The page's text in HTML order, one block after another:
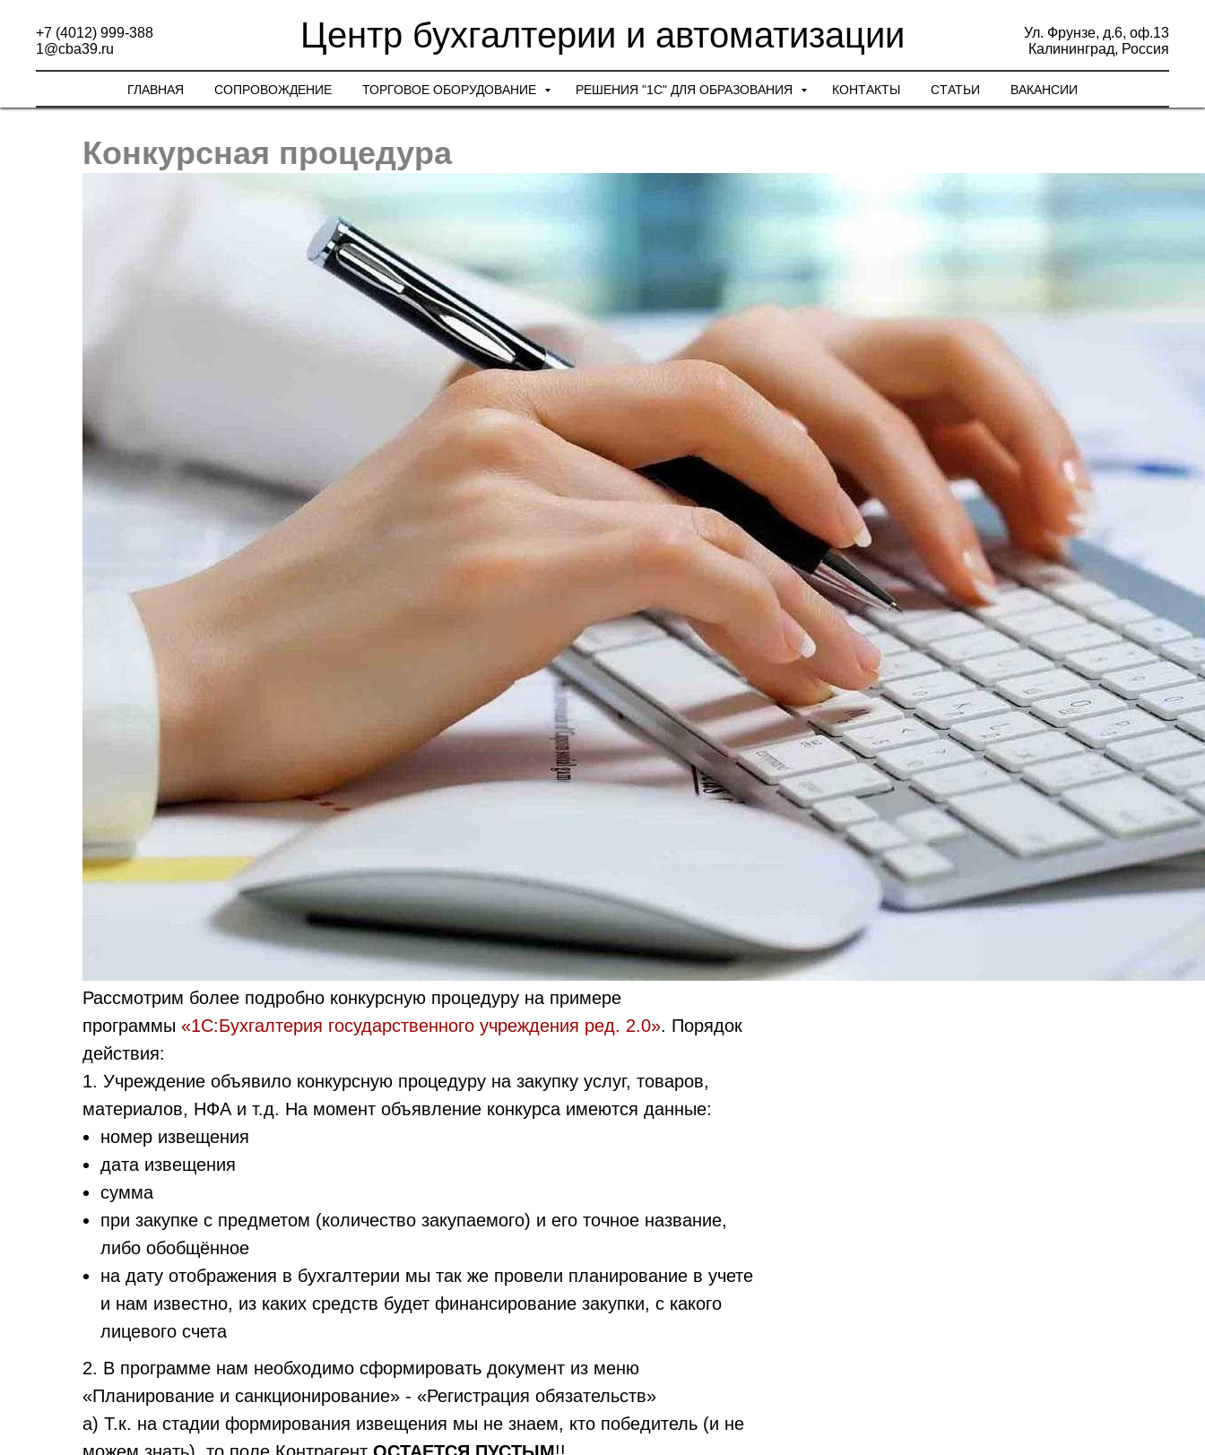
Центр бухгалтерии и автоматизации
+7 (4012) 999-388
1@cba39.ru
Ул. Фрунзе, д.6, оф.13
Калининград, Россия
ГЛАВНАЯ СОПРОВОЖДЕНИЕ ТОРГОВОЕ ОБОРУДОВАНИЕ РЕШЕНИЯ "1С" ДЛЯ ОБРАЗОВАНИЯ КОНТАКТЫ СТАТЬИ ВАКАНСИИ
Конкурсная процедура
Рассмотрим более подробно конкурсную процедуру на примере
программы «1С:Бухгалтерия государственного учреждения ред. 2.0». Порядок
действия:
1. Учреждение объявило конкурсную процедуру на закупку услуг, товаров,
материалов, НФА и т.д. На момент объявление конкурса имеются данные:
номер извещения
дата извещения
сумма
при закупке с предметом (количество закупаемого) и его точное название,
либо обобщённое
на дату отображения в бухгалтерии мы так же провели планирование в учете
и нам известно, из каких средств будет финансирование закупки, с какого
лицевого счета
2. В программе нам необходимо сформировать документ из меню
«Планирование и санкционирование» - «Регистрация обязательств»
а) Т.к. на стадии формирования извещения мы не знаем, кто победитель (и не